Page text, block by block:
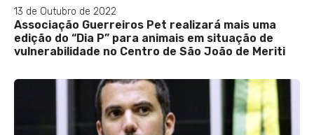
13 de Outubro de 2022
Associação Guerreiros Pet realizará mais uma
edição do “Dia P” para animais em situação de
vulnerabilidade no Centro de São João de Meriti